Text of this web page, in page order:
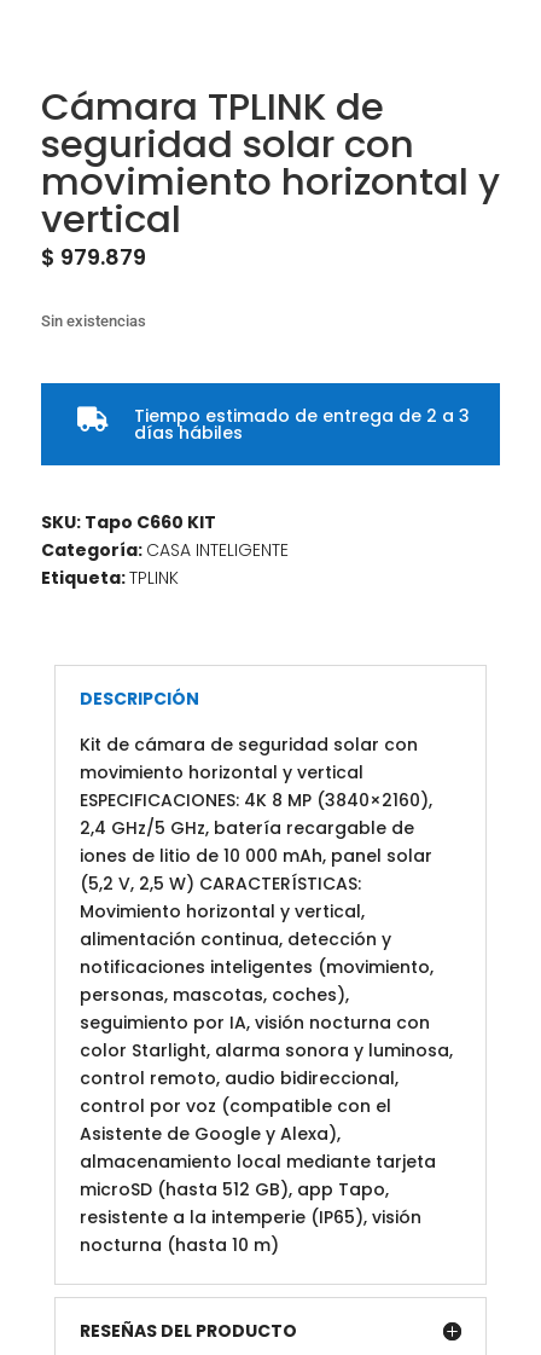
Cámara TPLINK de
seguridad solar con
movimiento horizontal y
vertical
$ 979.879
Sin existencias
 Tiempo estimado de entrega de 2 a 3
días hábiles
SKU: Tapo C660 KIT
Categoría: CASA INTELIGENTE
Etiqueta:TPLINK
DESCRIPCIÓN
Kit de cámara de seguridad solar con
movimiento horizontal y vertical
ESPECIFICACIONES: 4K 8 MP (3840×2160),
2,4 GHz/5 GHz, batería recargable de
iones de litio de 10 000 mAh, panel solar
(5,2 V, 2,5 W) CARACTERÍSTICAS:
Movimiento horizontal y vertical,
alimentación continua, detección y
notificaciones inteligentes (movimiento,
personas, mascotas, coches),
seguimiento por IA, visión nocturna con
color Starlight, alarma sonora y luminosa,
control remoto, audio bidireccional,
control por voz (compatible con el
Asistente de Google y Alexa),
almacenamiento local mediante tarjeta
microSD (hasta 512 GB), app Tapo,
resistente a la intemperie (IP65), visión
nocturna (hasta 10 m)
RESEÑAS DEL PRODUCTO